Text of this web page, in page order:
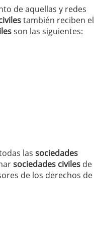
aprovechar la
de aquellas y redes
también reciben el
son las siguientes:
las sociedades
sociedades civiles de
de los derechos de